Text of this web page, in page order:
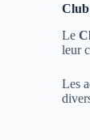
Le
leur
Les